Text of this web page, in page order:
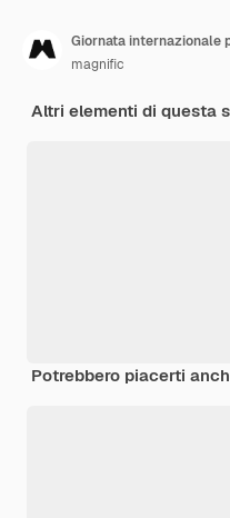
magnific
Altri elementi di questa
Potrebbero piacerti